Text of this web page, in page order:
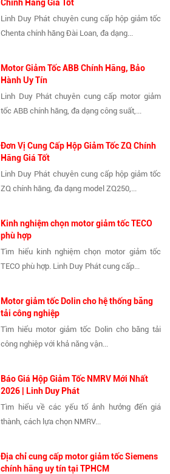
Chính Hãng Giá Tốt
Linh Duy Phát chuyên cung cấp hộp giảm tốc
Chenta chính hãng Đài Loan, đa dạng...
Motor Giảm Tốc ABB Chính Hãng, Bảo
Hành Uy Tín
Linh Duy Phát chuyên cung cấp motor giảm
tốc ABB chính hãng, đa dạng công suất,...
Đơn Vị Cung Cấp Hộp Giảm Tốc ZQ Chính
Hãng Giá Tốt
Linh Duy Phát chuyên cung cấp hộp giảm tốc
ZQ chính hãng, đa dạng model ZQ250,...
Kinh nghiệm chọn motor giảm tốc TECO
phù hợp
Tìm hiểu kinh nghiệm chọn motor giảm tốc
TECO phù hợp. Linh Duy Phát cung cấp...
Motor giảm tốc Dolin cho hệ thống băng
tải công nghiệp
Tìm hiểu motor giảm tốc Dolin cho băng tải
công nghiệp với khả năng vận...
Báo Giá Hộp Giảm Tốc NMRV Mới Nhất
2026 | Linh Duy Phát
Tìm hiểu về các yếu tố ảnh hưởng đến giá
thành, cách lựa chọn NMRV...
Địa chỉ cung cấp motor giảm tốc Siemens
chính hãng uy tín tại TPHCM